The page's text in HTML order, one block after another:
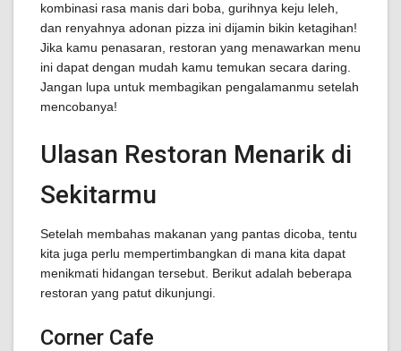
kombinasi rasa manis dari boba, gurihnya keju leleh,
dan renyahnya adonan pizza ini dijamin bikin ketagihan!
Jika kamu penasaran, restoran yang menawarkan menu
ini dapat dengan mudah kamu temukan secara daring.
Jangan lupa untuk membagikan pengalamanmu setelah
mencobanya!
Ulasan Restoran Menarik di
Sekitarmu
Setelah membahas makanan yang pantas dicoba, tentu
kita juga perlu mempertimbangkan di mana kita dapat
menikmati hidangan tersebut. Berikut adalah beberapa
restoran yang patut dikunjungi.
Corner Cafe